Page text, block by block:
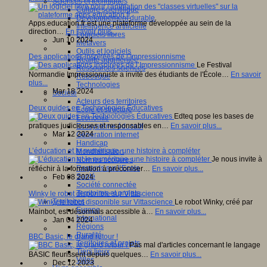
Culture scientifique
Développement durable
Intelligence artificielle
Logiciels libres
Métavers
Outils et logiciels
Réalité augmentée
Ressources sciences
Robotique
Technologies
Société
Acteurs des territoires
Ecole et structure
Economie
Ecosystème éducatif
Génération internet
Handicap
Mondialisation
Normes scolaires
Regards sur l’Ecole
Santé
Société connectée
Territoires et projets
Territoires
Europe
International
Régions
Ruralité
Territoires et projets
Tiers lieux
Villes
Apps.education.fr est une plateforme développée au sein de la
direction… En savoir plus...
Jun 10 2024
Des applications inspirées de l’Impressionnisme
Le Festival
Normandie Impressionniste a invité des étudiants de l'École… En savoir
plus...
Mar 18 2024
Deux guides en Technologies Éducatives
Edteq pose les bases de
pratiques judicieuses et responsables en… En savoir plus...
Mar 12 2024
L’éducation et le numérique, une histoire à compléter
Je nous invite à
réfléchir à la formation à préconiser… En savoir plus...
Feb 08 2024
Winky le robot disponible sur Vittascience
Le robot Winky, créé par
Mainbot, est désormais accessible à… En savoir plus...
Jan 04 2024
BBC Basic, le grand retour !
Pas mal d'articles concernant le langage
BASIC fleurissent depuis quelques… En savoir plus...
Dec 12 2023